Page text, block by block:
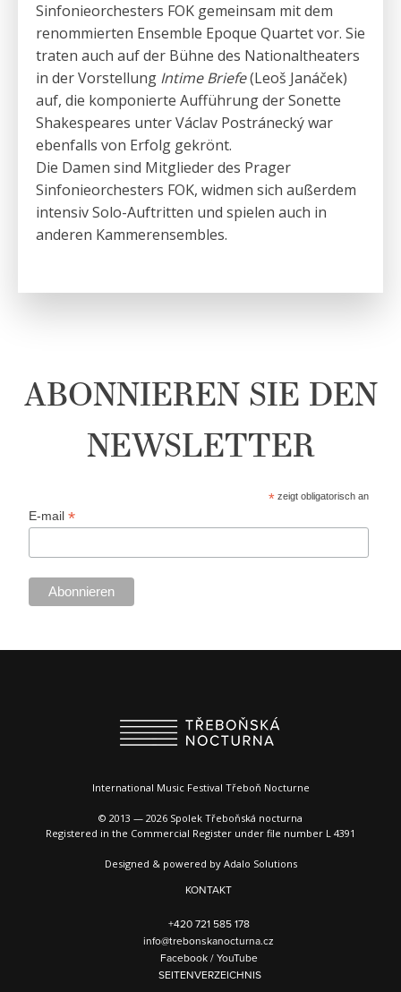
Sinfonieorchesters FOK gemeinsam mit dem
renommierten Ensemble Epoque Quartet vor. Sie
traten auch auf der Bühne des Nationaltheaters
in der Vorstellung Intime Briefe(Leoš Janáček)
auf, die komponierte Aufführung der Sonette
Shakespeares unter Václav Postránecký war
ebenfalls von Erfolg gekrönt.
Die Damen sind Mitglieder des Prager
Sinfonieorchesters FOK, widmen sich außerdem
intensiv Solo-Auftritten und spielen auch in
anderen Kammerensembles.
ABONNIEREN SIE DEN
NEWSLETTER
* zeigt obligatorisch an
E-mail*
International Music Festival Třeboň Nocturne
© 2013 — 2026 Spolek Třeboňská nocturna
Registered in the Commercial Register under file number L 4391
Designed & powered by Adalo Solutions
KONTAKT
+420 721 585 178
info@trebonskanocturna.cz
Facebook/YouTube
SEITENVERZEICHNIS